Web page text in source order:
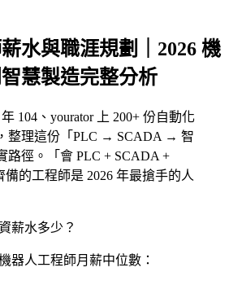
水與職涯規劃｜2026 機
慧製造完整分析
104、yourator 上 200+ 份自動化
整理這份「PLC → SCADA → 智
路徑。「會 PLC + SCADA +
備的工程師是 2026 年最搶手的人
薪水多少？
器人工程師月薪中位數：